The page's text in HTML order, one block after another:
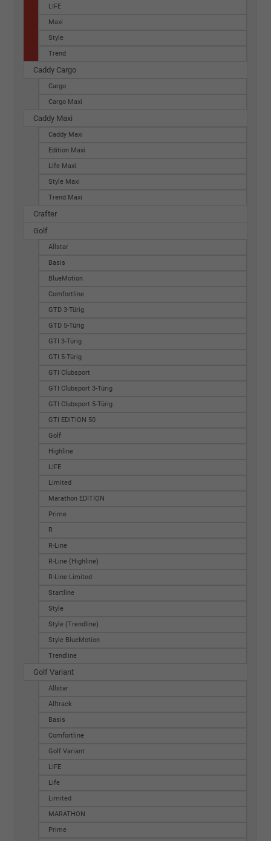
LIFE
Maxi
Style
Trend
Caddy Cargo
Cargo
Cargo Maxi
Caddy Maxi
Caddy Maxi
Edition Maxi
Life Maxi
Style Maxi
Trend Maxi
Crafter
Golf
Allstar
Basis
BlueMotion
Comfortline
GTD 3-Türig
GTD 5-Türig
GTI 3-Türig
GTI 5-Türig
GTI Clubsport
GTI Clubsport 3-Türig
GTI Clubsport 5-Türig
GTI EDITION 50
Golf
Highline
LIFE
Limited
Marathon EDITION
Prime
R
R-Line
R-Line (Highline)
R-Line Limited
Startline
Style
Style (Trendline)
Style BlueMotion
Trendline
Golf Variant
Allstar
Alltrack
Basis
Comfortline
Golf Variant
LIFE
Life
Limited
MARATHON
Prime